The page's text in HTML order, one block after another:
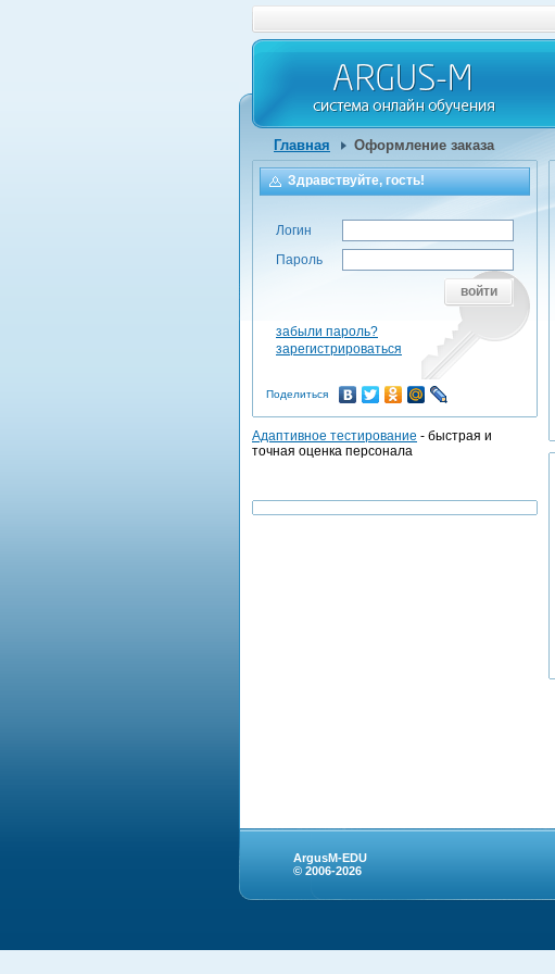
Главная Оформление заказа
Здравствуйте, гость!
Логин
Пароль
войти
забыли пароль?
зарегистрироваться
Поделиться
Адаптивное тестирование - быстрая и
точная оценка персонала
ArgusM-EDU
© 2006-2026